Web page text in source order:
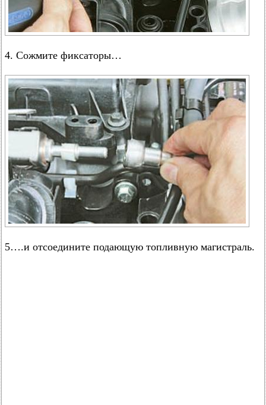
4. Сожмите фиксаторы…
5….и отсоедините подающую топливную магистраль.